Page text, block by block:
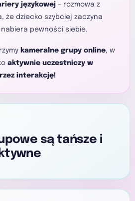
językowej – rozmowa z
że dziecko szybciej zaczyna
pewności siebie.
kameralne grupy online, w
aktywnie uczestniczy w
interakcję!
są tańsze i